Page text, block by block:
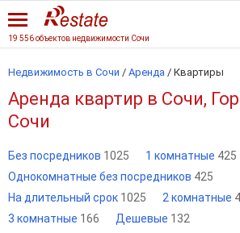
19 556 объектов недвижимости Сочи
Недвижимость в Сочи / Аренда / Квартиры
Аренда квартир в Сочи,
Сочи
Без посредников 1025 1 комнатные 425
Однокомнатные без посредников 425
На длительный срок 1025 2 комнатные
3 комнатные 166 Дешевые 132